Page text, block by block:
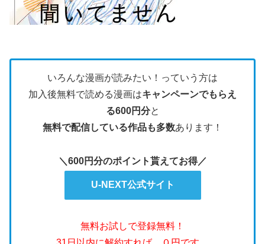
いろんな漫画が読みたい！っていう方は
加入後無料で読める漫画はキャンペーンでもらえ
る600円分と
無料で配信している作品も多数あります！
＼600円分のポイント貰えてお得／
U-NEXT公式サイト
無料お試しで登録無料！